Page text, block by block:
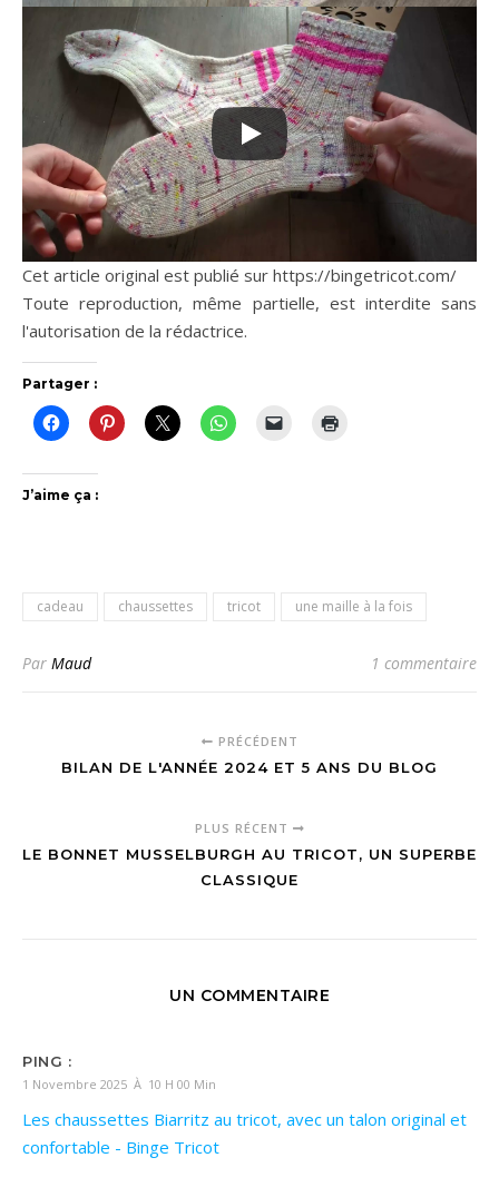
Cet article original est publié sur https://bingetricot.com/
Toute reproduction, même partielle, est interdite sans
l'autorisation de la rédactrice.
Partager :
J’aime ça :
cadeau chaussettes tricot une maille à la fois
Par Maud 1 commentaire
PRÉCÉDENT
BILAN DE L'ANNÉE 2024 ET 5 ANS DU BLOG
PLUS RÉCENT
LE BONNET MUSSELBURGH AU TRICOT, UN SUPERBE
CLASSIQUE
UN COMMENTAIRE
PING :
1 Novembre 2025 À 10 H 00 Min
Les chaussettes Biarritz au tricot, avec un talon original et
confortable - Binge Tricot